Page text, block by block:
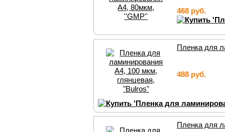
468 руб.
Пленка для
488 руб.
Пленка для